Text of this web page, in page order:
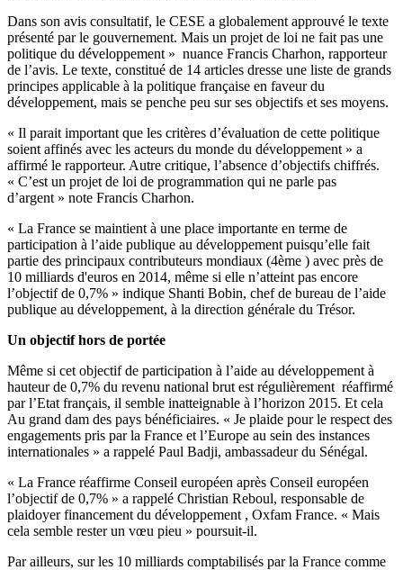
Dans son avis consultatif, le CESE a globalement approuvé le texte
présenté par le gouvernement. Mais un projet de loi ne fait pas une
politique du développement » nuance Francis Charhon, rapporteur
de l’avis. Le texte, constitué de 14 articles dresse une liste de grands
principes applicable à la politique française en faveur du
développement, mais se penche peu sur ses objectifs et ses moyens.
« Il parait important que les critères d’évaluation de cette politique
soient affinés avec les acteurs du monde du développement » a
affirmé le rapporteur. Autre critique, l’absence d’objectifs chiffrés.
« C’est un projet de loi de programmation qui ne parle pas
d’argent » note Francis Charhon.
« La France se maintient à une place importante en terme de
participation à l’aide publique au développement puisqu’elle fait
partie des principaux contributeurs mondiaux (4ème ) avec près de
10 milliards d'euros en 2014, même si elle n’atteint pas encore
l’objectif de 0,7% » indique Shanti Bobin, chef de bureau de l’aide
publique au développement, à la direction générale du Trésor.
Un objectif hors de portée
Même si cet objectif de participation à l’aide au développement à
hauteur de 0,7% du revenu national brut est régulièrement réaffirmé
par l’Etat français, il semble inatteignable à l’horizon 2015. Et cela
Au grand dam des pays bénéficiaires. « Je plaide pour le respect des
engagements pris par la France et l’Europe au sein des instances
internationales » a rappelé Paul Badji, ambassadeur du Sénégal.
« La France réaffirme Conseil européen après Conseil européen
l’objectif de 0,7% » a rappelé Christian Reboul, responsable de
plaidoyer financement du développement , Oxfam France. « Mais
cela semble rester un vœu pieu » poursuit-il.
Par ailleurs, sur les 10 milliards comptabilisés par la France comme